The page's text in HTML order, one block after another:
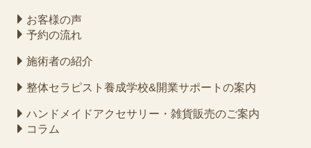
お客様の声
予約の流れ
施術者の紹介
整体セラピスト養成学校&開業サポートの案内
ハンドメイドアクセサリー・雑貨販売のご案内
コラム